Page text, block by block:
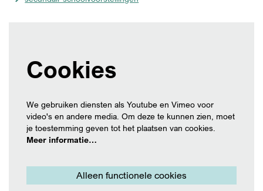
Cookies
We gebruiken diensten als Youtube en Vimeo voor
video's en andere media. Om deze te kunnen zien, moet
je toestemming geven tot het plaatsen van cookies.
Meer informatie…
Alleen functionele cookies